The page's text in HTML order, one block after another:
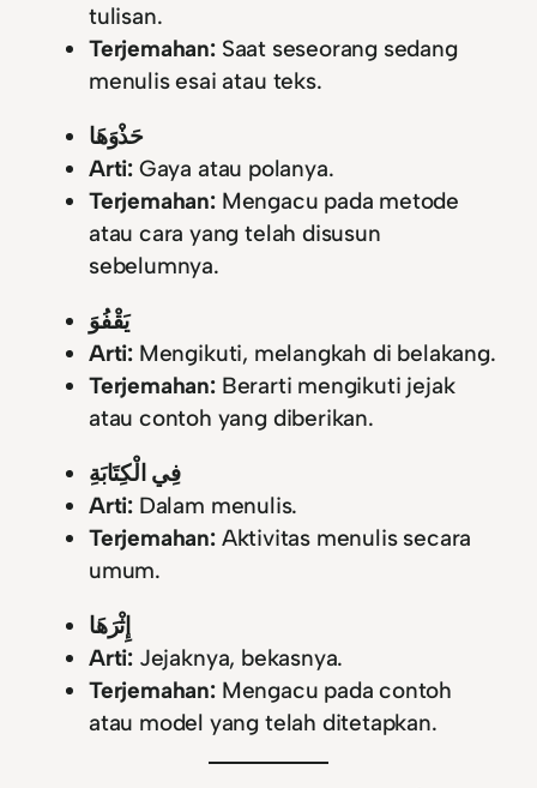
tulisan.
Terjemahan: Saat seseorang sedang
menulis esai atau teks.
حَذْوَهَا
Arti: Gaya atau polanya.
Terjemahan: Mengacu pada metode
atau cara yang telah disusun
sebelumnya.
يَقْفُوَ
Arti: Mengikuti, melangkah di belakang.
Terjemahan: Berarti mengikuti jejak
atau contoh yang diberikan.
فِي الْكِتَابَةِ
Arti: Dalam menulis.
Terjemahan: Aktivitas menulis secara
umum.
إِثْرَهَا
Arti: Jejaknya, bekasnya.
Terjemahan: Mengacu pada contoh
atau model yang telah ditetapkan.